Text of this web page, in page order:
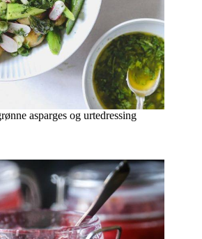
asparges og urtedressing